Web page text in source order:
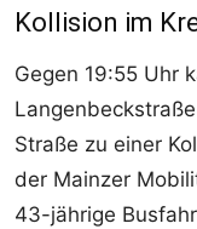
Kollision im
Gegen 19:55 Uhr
Straße zu einer
der Mainzer
43-jährige